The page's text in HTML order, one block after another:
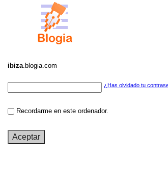
ibiza.blogia.com
¿Has olvidado tu
Recordarme en este ordenador.